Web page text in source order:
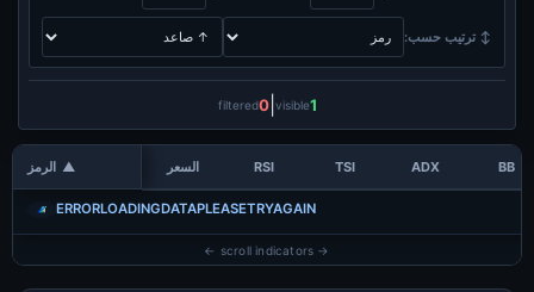
↕️ ترتيب حسب:
1
visible
|
0
filtered
الرمز ▲ السعر RSI TSI ADX BB
ERRORLOADINGDATAPLEASETRYAGAIN